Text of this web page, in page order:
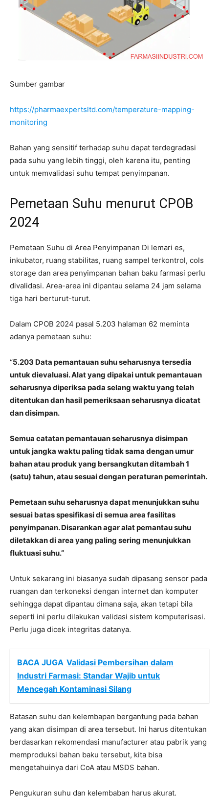
Sumber gambar
https://pharmaexpertsltd.com/temperature-mapping-
monitoring
Bahan yang sensitif terhadap suhu dapat terdegradasi
pada suhu yang lebih tinggi, oleh karena itu, penting
untuk memvalidasi suhu tempat penyimpanan.
Pemetaan Suhu menurut CPOB
2024
Pemetaan Suhu di Area Penyimpanan Di lemari es,
inkubator, ruang stabilitas, ruang sampel terkontrol, cols
storage dan area penyimpanan bahan baku farmasi perlu
divalidasi. Area-area ini dipantau selama 24 jam selama
tiga hari berturut-turut.
Dalam CPOB 2024 pasal 5.203 halaman 62 meminta
adanya pemetaan suhu:
“5.203 Data pemantauan suhu seharusnya tersedia
untuk dievaluasi. Alat yang dipakai untuk pemantauan
seharusnya diperiksa pada selang waktu yang telah
ditentukan dan hasil pemeriksaan seharusnya dicatat
dan disimpan.
Semua catatan pemantauan seharusnya disimpan
untuk jangka waktu paling tidak sama dengan umur
bahan atau produk yang bersangkutan ditambah 1
(satu) tahun, atau sesuai dengan peraturan pemerintah.
Pemetaan suhu seharusnya dapat menunjukkan suhu
sesuai batas spesifikasi di semua area fasilitas
penyimpanan. Disarankan agar alat pemantau suhu
diletakkan di area yang paling sering menunjukkan
fluktuasi suhu.”
Untuk sekarang ini biasanya sudah dipasang sensor pada
ruangan dan terkoneksi dengan internet dan komputer
sehingga dapat dipantau dimana saja, akan tetapi bila
seperti ini perlu dilakukan validasi sistem komputerisasi.
Perlu juga dicek integritas datanya.
BACA JUGA Validasi Pembersihan dalam
Industri Farmasi: Standar Wajib untuk
Mencegah Kontaminasi Silang
Batasan suhu dan kelembapan bergantung pada bahan
yang akan disimpan di area tersebut. Ini harus ditentukan
berdasarkan rekomendasi manufacturer atau pabrik yang
memproduksi bahan baku tersebut, kita bisa
mengetahuinya dari CoA atau MSDS bahan.
Pengukuran suhu dan kelembaban harus akurat.